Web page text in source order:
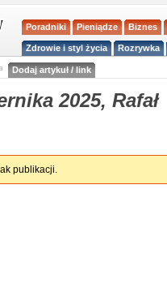
Poradniki Pieniądze Biznes
Zdrowie i styl życia Rozrywka
Dodaj artykuł / link
2025, Rafał
publikacji.